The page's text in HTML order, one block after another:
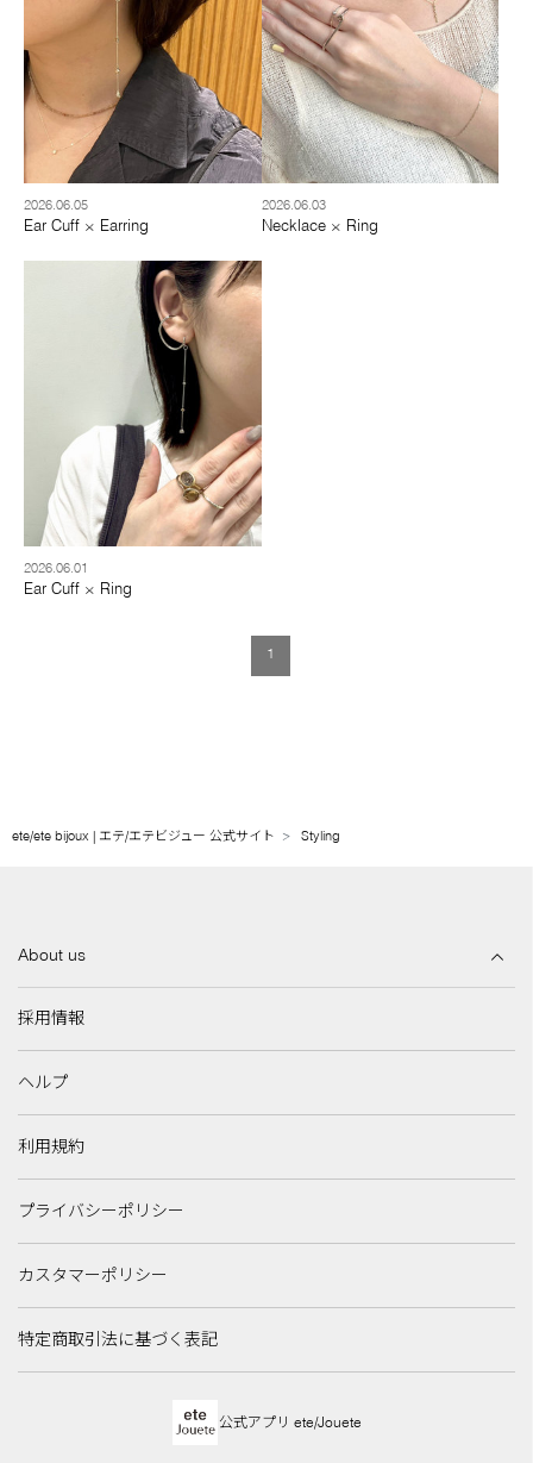
2026.06.05
Ear Cuff × Earring
2026.06.03
Necklace × Ring
2026.06.01
Ear Cuff × Ring
1
ete/ete bijoux | エテ/エテビジュー 公式サイト Styling
About us
採用情報
ヘルプ
利用規約
プライバシーポリシー
カスタマーポリシー
特定商取引法に基づく表記
公式アプリ ete/Jouete